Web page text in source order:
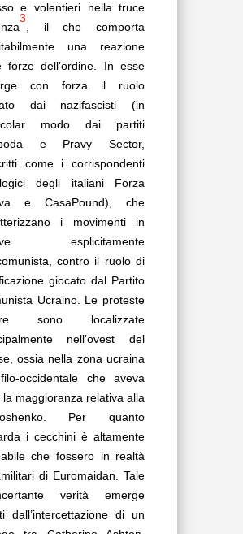
e volentieri nella truce
3
, il che comporta
una reazione
forze dell’ordine. In esse
con forza il ruolo
dai nazifascisti (in
modo dai partiti
e Pravy Sector,
come i corrispondenti
degli italiani Forza
e CasaPound), che
i movimenti in
esplicitamente
contro il ruolo di
giocato dal Partito
Ucraino. Le proteste
sono localizzate
nell’ovest del
ossia nella zona ucraina
occidentale che aveva
la maggioranza relativa alla
Per quanto
i cecchini è altamente
che fossero in realtà
di Euromaidan. Tale
verità emerge
dall’intercettazione di un